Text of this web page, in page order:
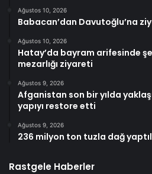
Ağustos 10, 2026
Babacan’dan Davutoğlu’na
Ağustos 10, 2026
Hatay’da bayram arifesinde
mezarlığı ziyareti
Ağustos 9, 2026
Afganistan son bir yılda
yapıyı restore etti
Ağustos 9, 2026
236 milyon ton tuzla dağ
Rastgele Haberler